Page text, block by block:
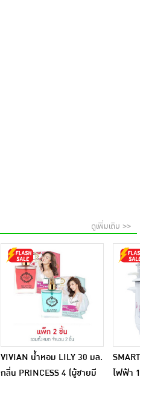
ดูเพิ่มเติม >>
VIVIAN น้ำหอม LILY 30 มล.
กลิ่น PRINCESS 4 (ผู้ชายมี
ไฟฟ้า 1